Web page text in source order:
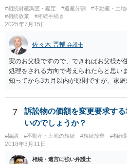
#相続財産調査・鑑定 #遺産分割 #不動産・土
#相続放棄
#相続手続き
2025年7月15日
佐々木 晋輔 弁護士
実のお父様ですので、できればお父様が
処理をされる方向で考えられたらと思い
知ってから3カ月以内が原則ですが、家
放棄するかどうか決めることができます
することはありませんので、数年後に
ありません。 なお、私が扱った相続放
伸長して調査したところ、サラ金に対す
つかったため相続したという事例があり
7
訴訟物の価額を変更要求す
いのでしょうか？
#協議 #不動産・土地の相続 #相続放棄 #相続
2018年3月11日
相続・遺言に強い弁護士